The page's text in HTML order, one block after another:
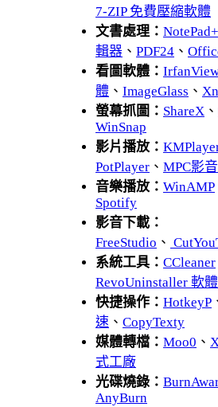
7-ZIP 免費壓縮軟體
文書處理：
輯器 、 PDF24 、
看圖軟體：
體 、 ImageGlass 、
螢幕抓圖： ShareX 、
WinSnap
影片播放：
PotPlayer 、 MPC影
音樂播放： WinAMP
Spotify
影音下載：
FreeStudio 、
系統工具： CCleaner
RevoUninstaller 軟
快捷操作： HotkeyP
速 、 CopyTexty
媒體轉檔： Moo0 、
式工廠
光碟燒錄：
AnyBurn